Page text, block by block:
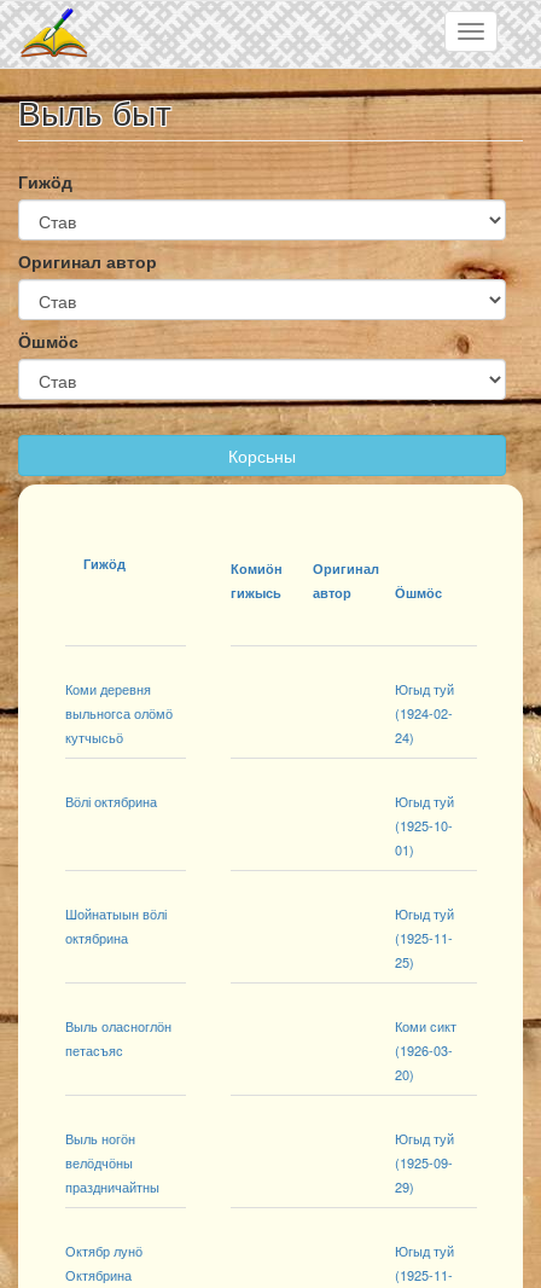
Skip to main content
Toggle
Выль быт
Гижӧд
Оригинал автор
Ӧшмӧс
Корсьны
Гижӧд
Комиӧн
гижысь
Оригинал
автор
Ӧшмӧс
Коми деревня
выльногса олӧмӧ
кутчысьӧ
Югыд туй
(1924-02-
24)
Вӧлі октябрина
Югыд туй
(1925-10-
01)
Шойнатыын вӧлі
октябрина
Югыд туй
(1925-11-
25)
Выль оласноглӧн
петасъяс
Коми сикт
(1926-03-
20)
Выль ногӧн
велӧдчӧны
праздничайтны
Югыд туй
(1925-09-
29)
Октябр лунӧ
Октябрина
Югыд туй
(1925-11-